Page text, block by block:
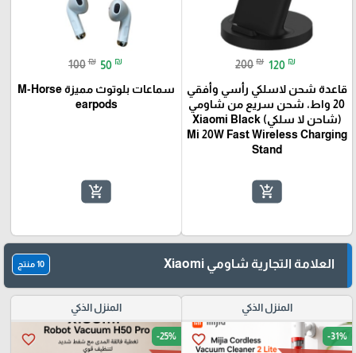
🎓
200 ₪ 120 ₪
قاعدة شحن لاسلكي رأسي وأفقي
20 واط، شحن سريع من شاومي
(شاحن لا سلكي) Xiaomi Black
Mi 20W Fast Wireless Charging
Stand
add_shopping_cart
100 ₪ 50 ₪
سماعات بلوتوث مميزة M-Horse
earpods
add_shopping_cart
العلامة التجارية شاومي Xiaomi 10 منتج
المنزل الذكي
favorite_border -31%
المنزل الذكي
favorite_border -25%